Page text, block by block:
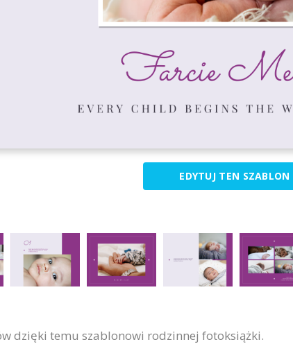
EDYTUJ TEN SZABLON
dzięki temu szablonowi rodzinnej fotoksiążki.